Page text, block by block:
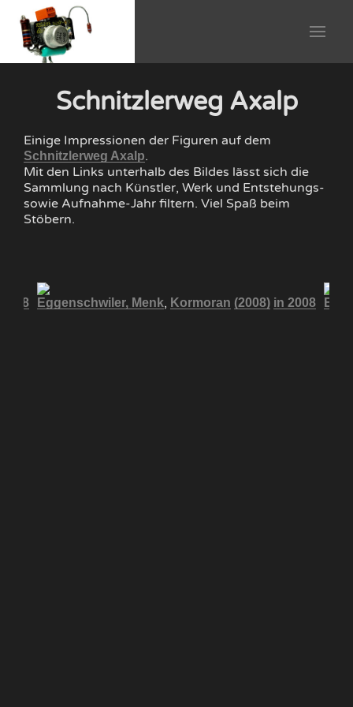
Schnitzlerweg Axalp
Einige Impressionen der Figuren auf dem
Schnitzlerweg Axalp.
Mit den Links unterhalb des Bildes lässt sich die
Sammlung nach Künstler, Werk und Entstehungs-
sowie Aufnahme-Jahr filtern. Viel Spaß beim
Stöbern.
Eggenschwiler, Menk, Kormoran (2008) in 2008